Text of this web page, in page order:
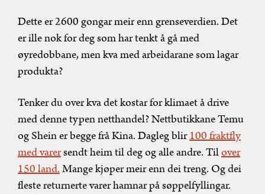
Dette er 2600 gongar meir enn grenseverdien. Det
er ille nok for deg som har tenkt å gå med
øyredobbane, men kva med arbeidarane som lagar
produkta?
Tenker du over kva det kostar for klimaet å drive
med denne typen netthandel? Nettbutikkane Temu
og Shein er begge frå Kina. Dagleg blir100 fraktfly
med varersendt heim til deg og alle andre. Tilover
150 land.Mange kjøper meir enn dei treng. Og dei
fleste returnerte varer hamnar på søppelfyllingar.